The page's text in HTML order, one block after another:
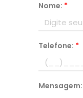
Nome: *
Telefone: *
Mensagem: